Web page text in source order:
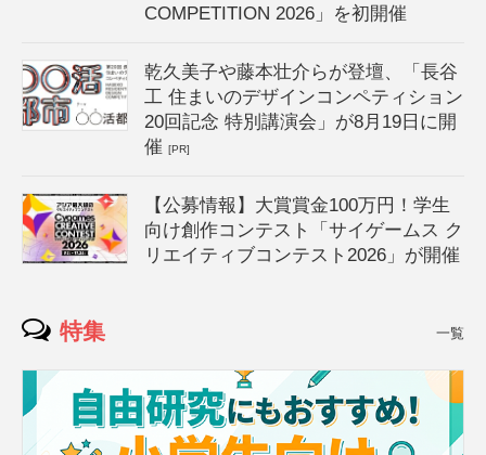
COMPETITION 2026」を初開催
乾久美子や藤本壮介らが登壇、「長谷
工 住まいのデザインコンペティション
20回記念 特別講演会」が8月19日に開
催[PR]
【公募情報】大賞賞金100万円！学生
向け創作コンテスト「サイゲームス ク
リエイティブコンテスト2026」が開催
特集 一覧